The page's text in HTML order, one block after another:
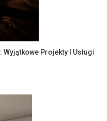
Projekty I Usługi